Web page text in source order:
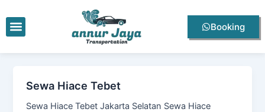
ke
konten
Menu Booking
Sewa Hiace Tebet
Sewa Hiace Tebet Jakarta Selatan Sewa Hiace